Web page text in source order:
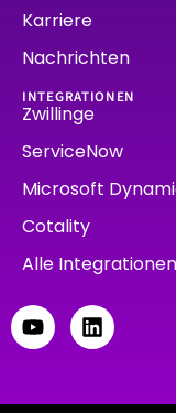
Karriere
Nachrichten
INTEGRATIONEN
Zwillinge
ServiceNow
Microsoft
Cotality
Alle Integrationen